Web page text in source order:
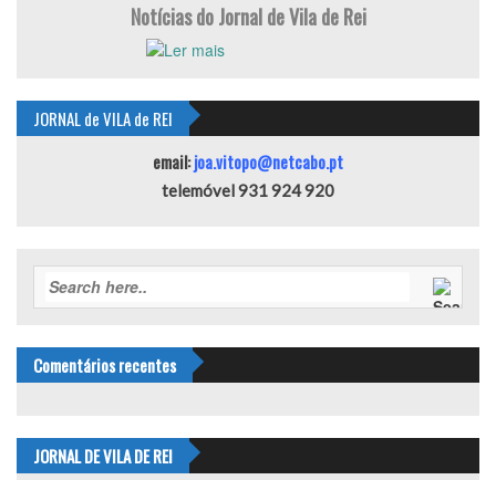
Notícias do Jornal de Vila de Rei
JORNAL de VILA de REI
email:joa.vitopo@netcabo.pt
telemóvel 931 924 920
Comentários recentes
JORNAL DE VILA DE REI